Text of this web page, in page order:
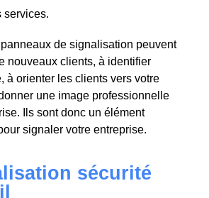
services.
de signalisation peuvent
nouveaux clients, à identifier
à orienter les clients vers votre
une image professionnelle
Ils sont donc un élément
signaler votre entreprise.
sécurité